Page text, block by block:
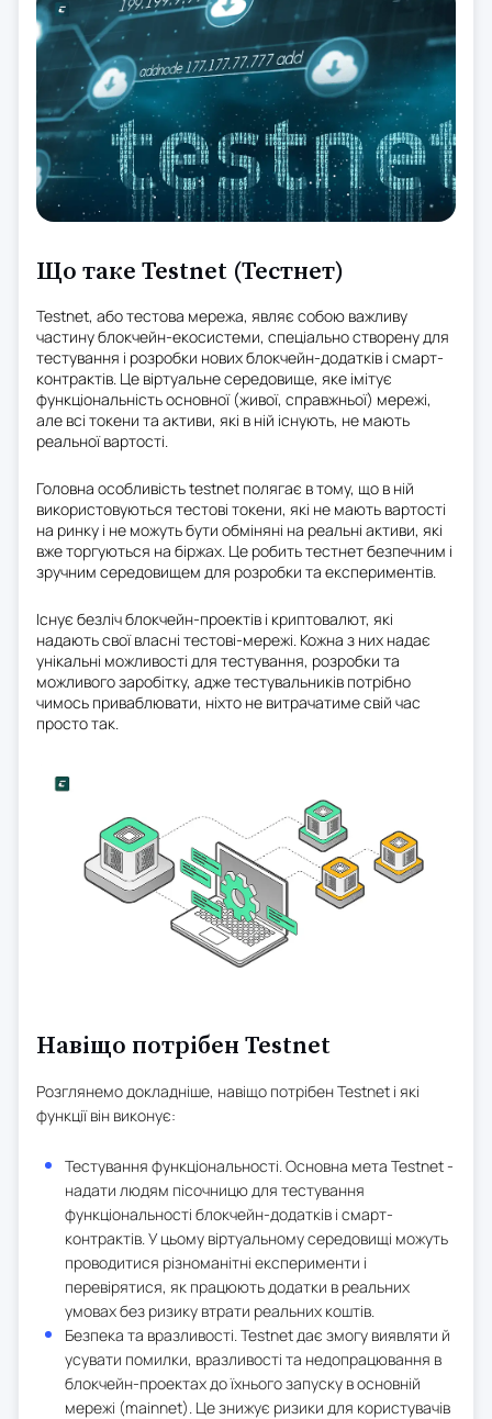
Що таке Testnet (Тестнет)
Testnet, або тестова мережа, являє собою важливу
частину блокчейн-екосистеми, спеціально створену для
тестування і розробки нових блокчейн-додатків і смарт-
контрактів. Це віртуальне середовище, яке імітує
функціональність основної (живої, справжньої) мережі,
але всі токени та активи, які в ній існують, не мають
реальної вартості.
Головна особливість testnet полягає в тому, що в ній
використовуються тестові токени, які не мають вартості
на ринку і не можуть бути обміняні на реальні активи, які
вже торгуються на біржах. Це робить тестнет безпечним і
зручним середовищем для розробки та експериментів.
Існує безліч блокчейн-проектів і криптовалют, які
надають свої власні тестові-мережі. Кожна з них надає
унікальні можливості для тестування, розробки та
можливого заробітку, адже тестувальників потрібно
чимось приваблювати, ніхто не витрачатиме свій час
просто так.
Навіщо потрібен Testnet
Розглянемо докладніше, навіщо потрібен Testnet і які
функції він виконує:
Тестування функціональності. Основна мета Testnet -
надати людям пісочницю для тестування
функціональності блокчейн-додатків і смарт-
контрактів. У цьому віртуальному середовищі можуть
проводитися різноманітні експерименти і
перевірятися, як працюють додатки в реальних
умовах без ризику втрати реальних коштів.
Безпека та вразливості. Testnet дає змогу виявляти й
усувати помилки, вразливості та недопрацювання в
блокчейн-проектах до їхнього запуску в основній
мережі (mainnet). Це знижує ризики для користувачів